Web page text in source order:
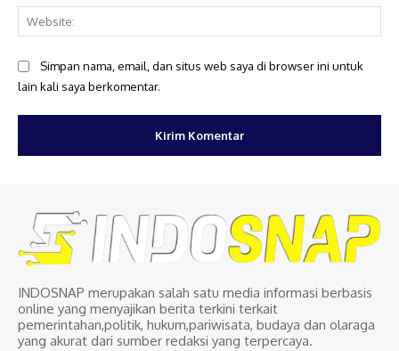
Simpan nama, email, dan situs web saya di browser ini untuk
lain kali saya berkomentar.
INDOSNAP merupakan salah satu media informasi berbasis
online yang menyajikan berita terkini terkait
pemerintahan,politik, hukum,pariwisata, budaya dan olaraga
yang akurat dari sumber redaksi yang terpercaya.